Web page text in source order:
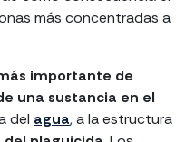
más concentradas a
importante de
una sustancia en el
del agua, a la estructura